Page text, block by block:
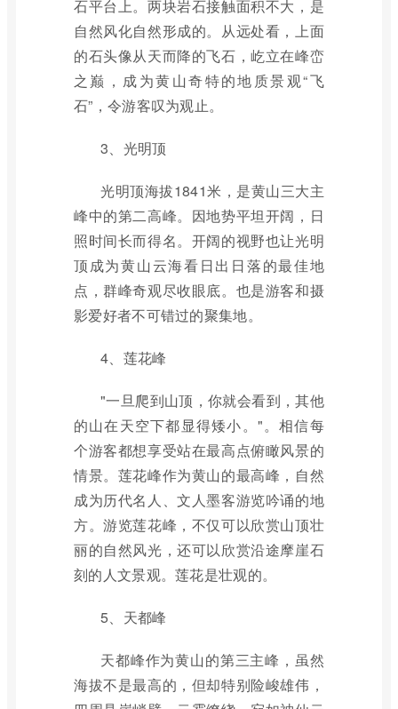
石平台上。两块岩石接触面积不大，是
自然风化自然形成的。从远处看，上面
的石头像从天而降的飞石，屹立在峰峦
之巅，成为黄山奇特的地质景观“飞
石”，令游客叹为观止。
3、光明顶
光明顶海拔1841米，是黄山三大主
峰中的第二高峰。因地势平坦开阔，日
照时间长而得名。开阔的视野也让光明
顶成为黄山云海看日出日落的最佳地
点，群峰奇观尽收眼底。也是游客和摄
影爱好者不可错过的聚集地。
4、莲花峰
"一旦爬到山顶，你就会看到，其他
的山在天空下都显得矮小。"。相信每
个游客都想享受站在最高点俯瞰风景的
情景。莲花峰作为黄山的最高峰，自然
成为历代名人、文人墨客游览吟诵的地
方。游览莲花峰，不仅可以欣赏山顶壮
丽的自然风光，还可以欣赏沿途摩崖石
刻的人文景观。莲花是壮观的。
5、天都峰
天都峰作为黄山的第三主峰，虽然
海拔不是最高的，但却特别险峻雄伟，